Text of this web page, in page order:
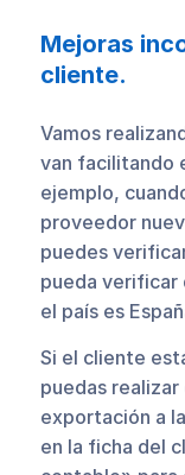
Mejoras
cliente.
Vamos
van facilitando
ejemplo,
proveedor
puedes
pueda verificar
el país es
Si el cliente
puedas
exportación a
en la ficha del